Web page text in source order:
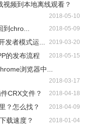
频到本地离线观看？
2018-05-10
chro... 2018-05-09
发者模式运... 2019-03-20
的发布流程 2018-05-15
浏览器中...
2018-03-17
CRX文件？ 2018-04-18
？怎么找？ 2018-04-09
载速度？ 2018-01-04